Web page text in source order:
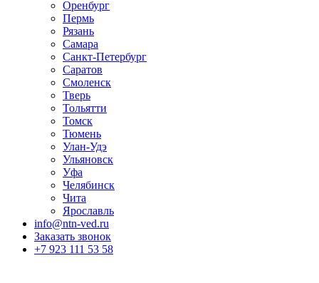
Оренбург
Пермь
Рязань
Самара
Санкт-Петербург
Саратов
Смоленск
Тверь
Тольятти
Томск
Тюмень
Улан-Удэ
Ульяновск
Уфа
Челябинск
Чита
Ярославль
info@ntn-ved.ru
Заказать звонок
+7 923 111 53 58